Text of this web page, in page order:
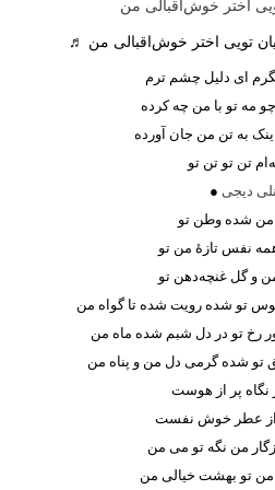
اختر خوش‌اقبالی من
تویی اختر خوش‌اقبالی من ♬
ای دلیل چشم ترم
مه تو با من چه کرده
به تن من جان آورده
تن تو تن تو
دیجی ●
من شده وطن تو
نفس تازهٔ من تو
و گل غنچه‌دهن تو
تو شده رویت شده تا گواه من
تو در دل شبم شده ماه من
شده گرمی دل من و پناه من
پر از هوست
عطر خوش نفست
من نگه تو می من
من تو بهشت خیالی من